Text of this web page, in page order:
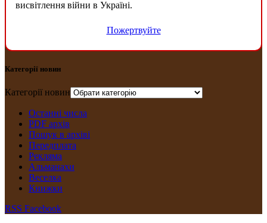
висвітлення війни в Україні.
Пожертвуйте
Категорії новин
Категорії новин
Останні числа
PDF архів
Пошук в архіві
Передплата
Рекляма
Альманахи
Веселка
Книжки
RSS Facebook